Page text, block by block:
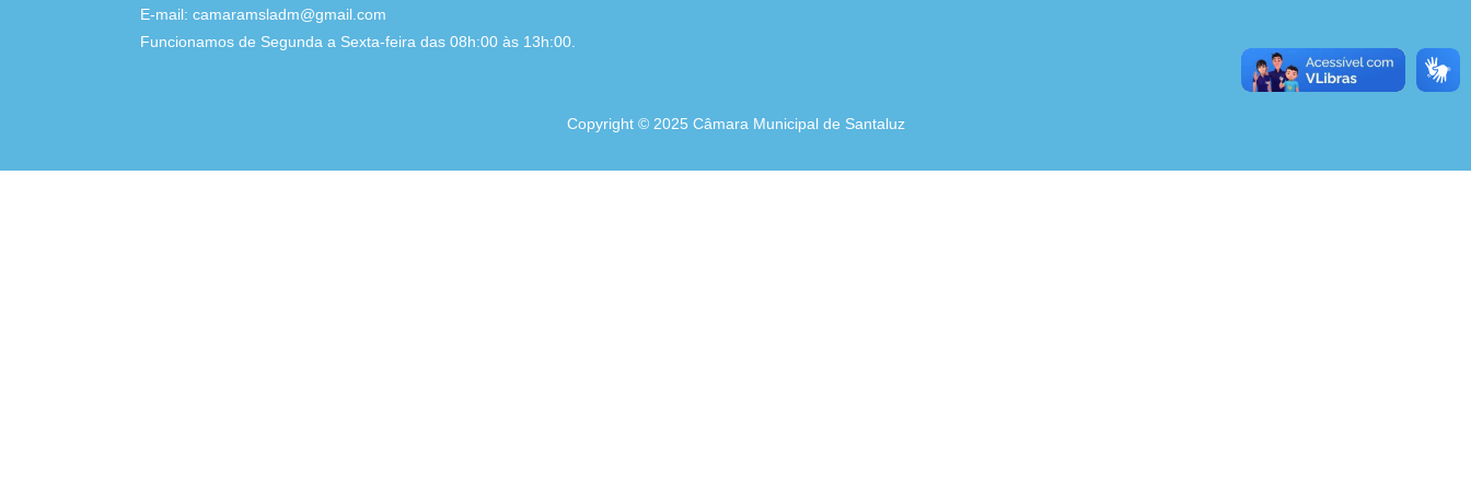
E-mail: camaramsladm@gmail.com
Funcionamos de Segunda a Sexta-feira das 08h:00 às 13h:00.
Copyright © 2025 Câmara Municipal de Santaluz